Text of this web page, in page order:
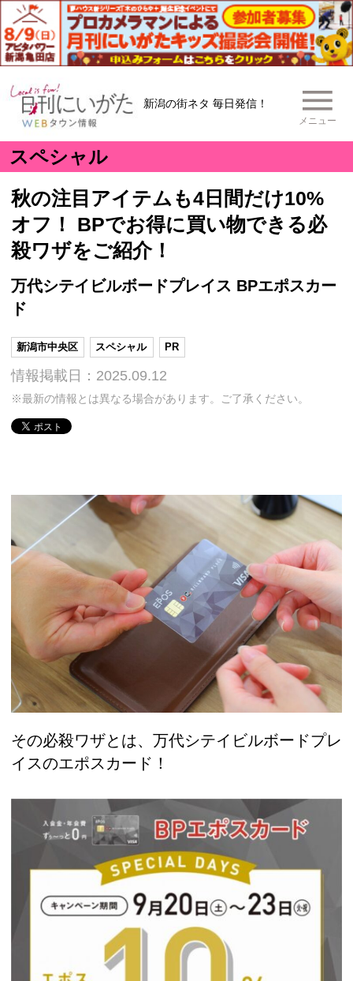
新潟の街ネタ 毎日発信！
メニュー
スペシャル
秋の注目アイテムも4日間だけ10%
オフ！ BPでお得に買い物できる必
殺ワザをご紹介！
万代シテイビルボードプレイス BPエポスカー
ド
新潟市中央区 スペシャル PR
情報掲載日：2025.09.12
※最新の情報とは異なる場合があります。ご了承ください。
その必殺ワザとは、万代シテイビルボードプレ
イスのエポスカード！